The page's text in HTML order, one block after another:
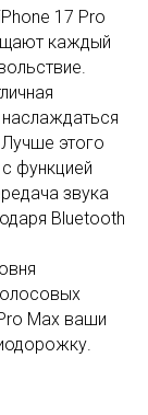
17 Pro
каждый
этого
функцией
звука
Bluetooth
Max ваши